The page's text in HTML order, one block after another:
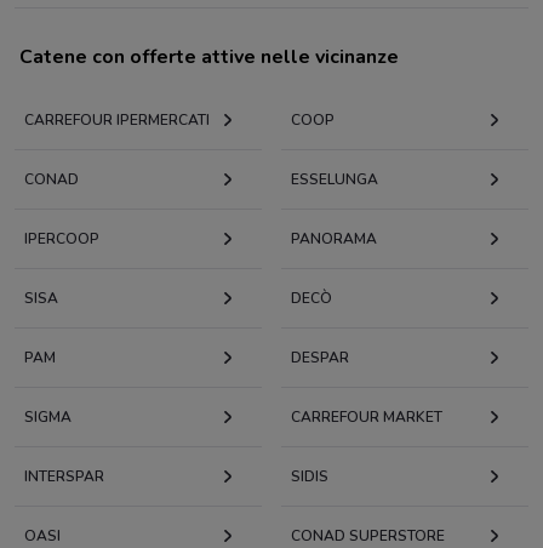
Catene con offerte attive nelle vicinanze
CARREFOUR IPERMERCATI COOP
CONAD ESSELUNGA
IPERCOOP PANORAMA
SISA DECÒ
PAM DESPAR
SIGMA CARREFOUR MARKET
INTERSPAR SIDIS
OASI CONAD SUPERSTORE